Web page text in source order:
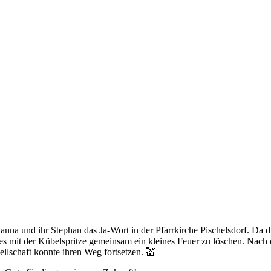
und ihr Stephan das Ja-Wort in der Pfarrkirche Pischelsdorf.
mit der Kübelspritze gemeinsam ein kleines Feuer zu löschen.
konnte ihren Weg fortsetzen. 💒